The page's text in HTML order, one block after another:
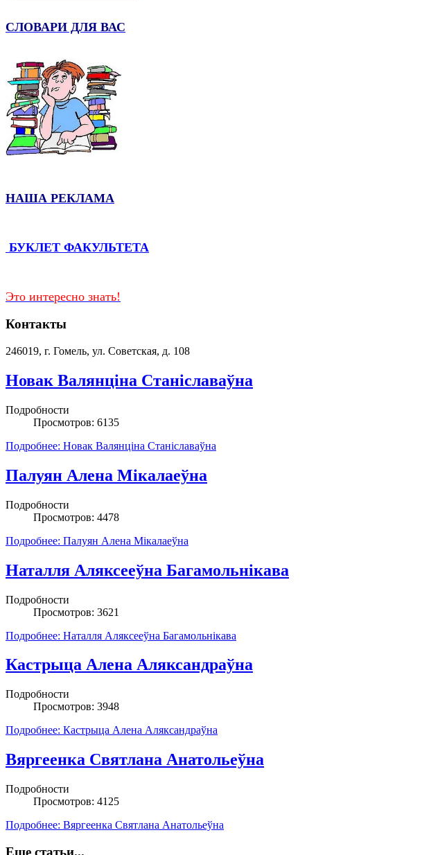
СЛОВАРИ ДЛЯ ВАС
НАША РЕКЛАМА
БУКЛЕТ ФАКУЛЬТЕТА
Это интересно знать!
Контакты
246019, г. Гомель, ул. Советская, д. 108
Новак Валянціна Станіславаўна
Подробности
Просмотров: 6135
Подробнее: Новак Валянціна Станіславаўна
Палуян Алена Мікалаеўна
Подробности
Просмотров: 4478
Подробнее: Палуян Алена Мікалаеўна
Наталля Аляксееўна Багамольнікава
Подробности
Просмотров: 3621
Подробнее: Наталля Аляксееўна Багамольнікава
Кастрыца Алена Аляксандраўна
Подробности
Просмотров: 3948
Подробнее: Кастрыца Алена Аляксандраўна
Вяргеенка Святлана Анатольеўна
Подробности
Просмотров: 4125
Подробнее: Вяргеенка Святлана Анатольеўна
Еще статьи...